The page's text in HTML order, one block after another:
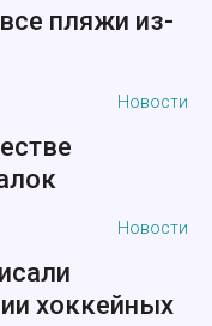
пляжи из-
Новости
Новости
хоккейных